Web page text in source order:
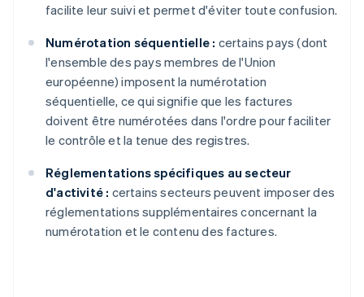
facilite leur suivi et permet d'éviter toute confusion.
Numérotation séquentielle : certains pays (dont
l'ensemble des pays membres de l'Union
européenne) imposent la numérotation
séquentielle, ce qui signifie que les factures
doivent être numérotées dans l'ordre pour faciliter
le contrôle et la tenue des registres.
Réglementations spécifiques au secteur
d'activité : certains secteurs peuvent imposer des
réglementations supplémentaires concernant la
numérotation et le contenu des factures.